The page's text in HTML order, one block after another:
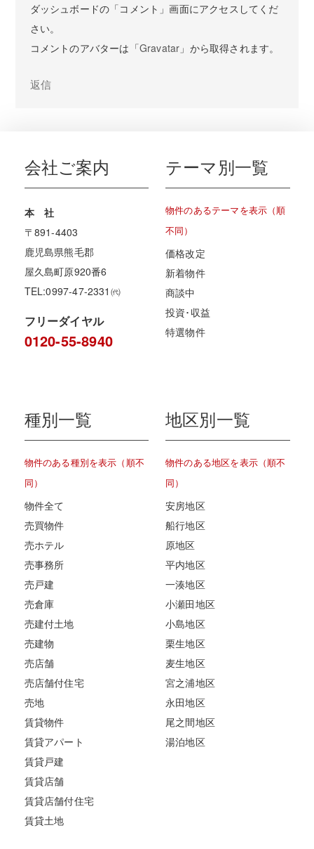
ダッシュボードの「コメント」画面にアクセスしてくだ
さい。
コメントのアバターは「Gravatar 」から取得されます。
返信
会社ご案内
本 社
〒891-4403
鹿児島県熊毛郡
屋久島町原920番6
TEL:0997-47-2331㈹
フリーダイヤル
0120-55-8940
テーマ別一覧
物件のあるテーマを表示（順
不同）
価格改定
新着物件
商談中
投資･収益
特選物件
種別一覧
物件のある種別を表示（順不
同）
物件全て
売買物件
売ホテル
売事務所
売戸建
売倉庫
売建付土地
売建物
売店舗
売店舗付住宅
売地
賃貸物件
賃貸アパート
賃貸戸建
賃貸店舗
賃貸店舗付住宅
賃貸土地
地区別一覧
物件のある地区を表示（順不
同）
安房地区
船行地区
原地区
平内地区
一湊地区
小瀬田地区
小島地区
栗生地区
麦生地区
宮之浦地区
永田地区
尾之間地区
湯泊地区